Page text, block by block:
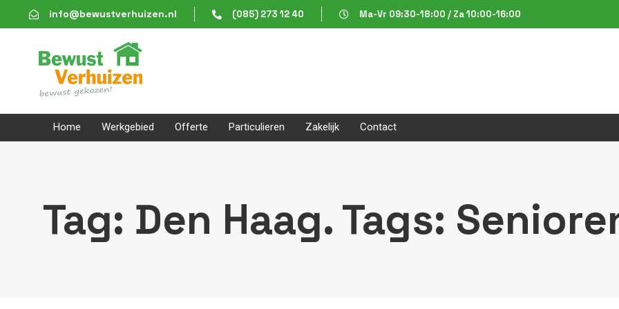
links
to
content
info@bewustverhuizen.nl (085) 273 12 40 Ma-Vr 09:30-18:00 / Za 10:00-16:00
Home Werkgebied Offerte Particulieren Zakelijk Contact
Tag: Den Haag. Tags: